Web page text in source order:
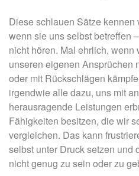
Diese schlauen Sätze
wenn sie uns selbst betreffen
nicht hören. Mal ehrlich, wenn
unseren eigenen Ansprüchen
oder mit Rückschlägen
irgendwie alle dazu, uns mit
herausragende Leistungen
Fähigkeiten besitzen, die wir
vergleichen. Das kann
selbst unter Druck setzen und
nicht genug zu sein oder zu